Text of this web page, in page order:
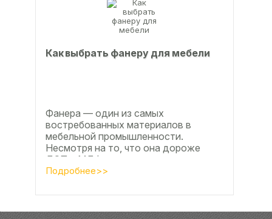
Как выбрать фанеру для мебели
Фанера — один из самых
востребованных материалов в
мебельной промышленности.
Несмотря на то, что она дороже
ДСП и МДФ , ее очень часто
используют для изготовления...
Подробнее>>